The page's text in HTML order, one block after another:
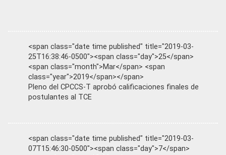
<span class="date time published" title="2019-03-
25T16:38:46-0500"><span class="day">25</span>
<span class="month">Mar</span> <span
class="year">2019</span></span>
Pleno del CPCCS-T aprobó calificaciones finales de
postulantes al TCE
<span class="date time published" title="2019-03-
07T15:46:30-0500"><span class="day">7</span>